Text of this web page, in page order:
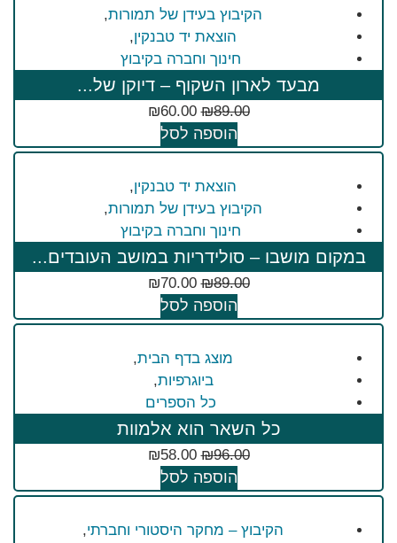
הקיבוץ בעידן של תמורות,
הוצאת יד טבנקין,
חינוך וחברה בקיבוץ
מבעד לארון השקוף – דיוקן של...
₪89.00
₪60.00
הוספה לסל
הוצאת יד טבנקין,
הקיבוץ בעידן של תמורות,
חינוך וחברה בקיבוץ
במקום מושבו – סולידריות במושב העובדים...
₪89.00
₪70.00
הוספה לסל
מוצג בדף הבית,
ביוגרפיות,
כל הספרים
כל השאר הוא אלמוות
₪96.00
₪58.00
הוספה לסל
הקיבוץ – מחקר היסטורי וחברתי,